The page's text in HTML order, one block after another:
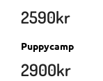
2590kr
Puppycamp
2900kr